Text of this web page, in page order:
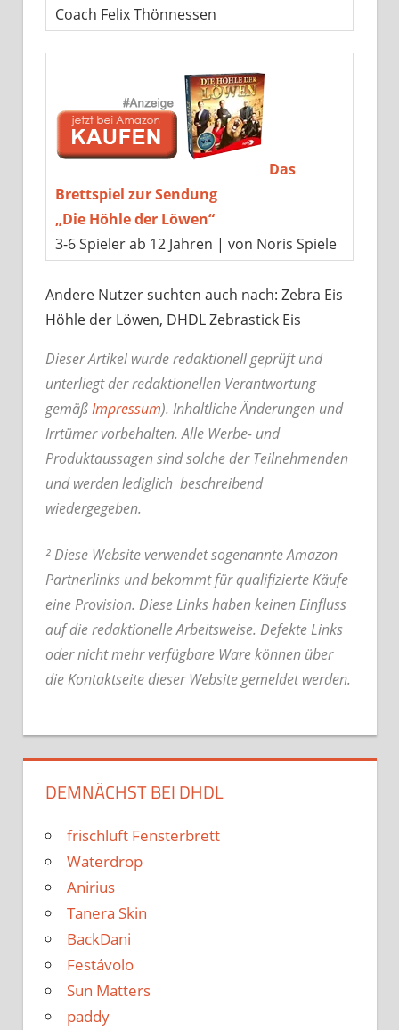
Coach Felix Thönnessen
Das
Brettspiel zur Sendung
„Die Höhle der Löwen“
3-6 Spieler ab 12 Jahren | von Noris Spiele
Andere Nutzer suchten auch nach: Zebra Eis
Höhle der Löwen, DHDL Zebrastick Eis
Dieser Artikel wurde redaktionell geprüft und
unterliegt der redaktionellen Verantwortung
gemäßImpressum). Inhaltliche Änderungen und
Irrtümer vorbehalten. Alle Werbe- und
Produktaussagen sind solche der Teilnehmenden
und werden lediglich beschreibend
wiedergegeben.
² Diese Website verwendet sogenannte Amazon
Partnerlinks und bekommt für qualifizierte Käufe
eine Provision. Diese Links haben keinen Einfluss
auf die redaktionelle Arbeitsweise. Defekte Links
oder nicht mehr verfügbare Ware können über
die Kontaktseite dieser Website gemeldet werden.
DEMNÄCHST BEI DHDL
frischluft Fensterbrett
Waterdrop
Anirius
Tanera Skin
BackDani
Festávolo
Sun Matters
paddy